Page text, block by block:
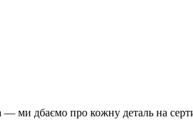
— ми дбаємо про кожну деталь на